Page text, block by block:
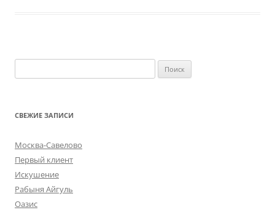
СВЕЖИЕ ЗАПИСИ
Москва-Савелово
Первый клиент
Искушение
Рабыня Айгуль
Оазис